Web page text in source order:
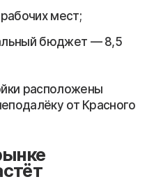
мест;
бюджет — 8,5
расположены
от Красного